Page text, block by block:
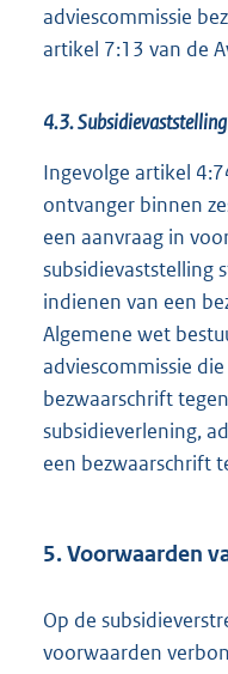
adviescommissie
artikel 7:13 van de
4.3. Subsidievaststelling
Ingevolge artikel
ontvanger binnen
een aanvraag in
subsidievaststelling
indienen van een
Algemene wet
adviescommissie
bezwaarschrift
subsidieverlening,
een bezwaarschrift
5. Voorwaarden
Op de
voorwaarden